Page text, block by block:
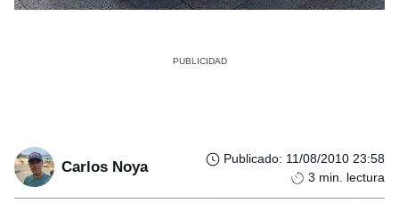
Carlos Noya Publicado: 11/08/2010 23:58
3 min. lectura